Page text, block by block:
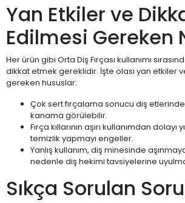
Yan Etkiler ve
Edilmesi Gereken
Her ürün gibi Orta Diş Fırçası kullanımı
dikkat etmek gereklidir. İşte olası yan etkiler
gereken hususlar:
Çok sert fırçalama sonucu diş
kanama görülebilir.
Fırça kıllarının aşırı kullanımdan dolayı
temizlik yapmayı engeller.
Yanlış kullanım, diş minesinde
nedenle diş hekimi tavsiyelerine
Sıkça Sorulan